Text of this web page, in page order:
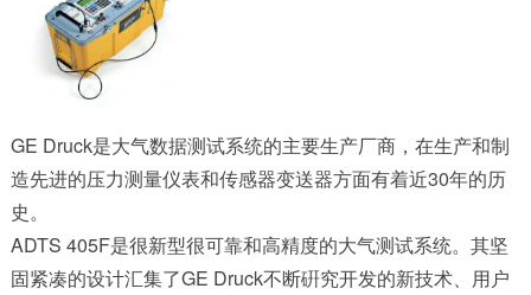
GE Druck是大气数据测试系统的主要生产厂商，在生产和制
造先进的压力测量仪表和传感器变送器方面有着近30年的历
史。
ADTS 405F是很新型很可靠和高精度的大气测试系统。其坚
固紧凑的设计汇集了GE Druck不断硏究开发的新技术、用户